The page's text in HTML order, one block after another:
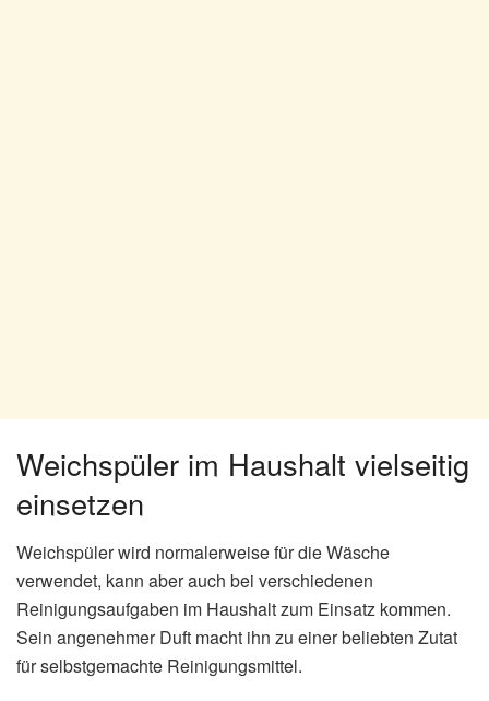
Weichspüler im Haushalt vielseitig
einsetzen
Weichspüler wird normalerweise für die Wäsche
verwendet, kann aber auch bei verschiedenen
Reinigungsaufgaben im Haushalt zum Einsatz kommen.
Sein angenehmer Duft macht ihn zu einer beliebten Zutat
für selbstgemachte Reinigungsmittel.